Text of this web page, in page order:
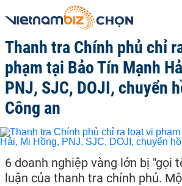
Thanh tra Chính phủ chỉ
phạm tại Bảo Tín Mạnh
PNJ, SJC, DOJI, chuyển
Công an
6 doanh nghiệp vàng lớn bị "gọi
luận của thanh tra chính phủ.